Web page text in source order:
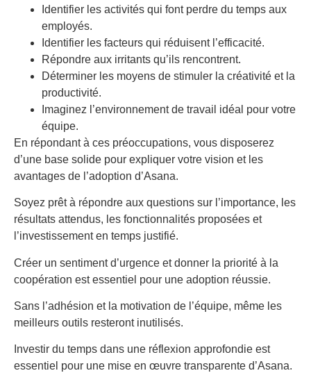
Identifier les activités qui font perdre du temps aux
employés.
Identifier les facteurs qui réduisent l’efficacité.
Répondre aux irritants qu’ils rencontrent.
Déterminer les moyens de stimuler la créativité et la
productivité.
Imaginez l’environnement de travail idéal pour votre
équipe.
En répondant à ces préoccupations, vous disposerez
d’une base solide pour expliquer votre vision et les
avantages de l’adoption d’Asana.
Soyez prêt à répondre aux questions sur l’importance, les
résultats attendus, les fonctionnalités proposées et
l’investissement en temps justifié.
Créer un sentiment d’urgence et donner la priorité à la
coopération est essentiel pour une adoption réussie.
Sans l’adhésion et la motivation de l’équipe, même les
meilleurs outils resteront inutilisés.
Investir du temps dans une réflexion approfondie est
essentiel pour une mise en œuvre transparente d’Asana.